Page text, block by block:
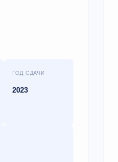
ГОД СДАЧИ
2023